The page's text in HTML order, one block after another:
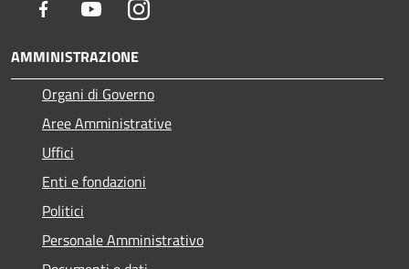
Facebook YoutubeInstagram
AMMINISTRAZIONE
Organi di Governo
Aree Amministrative
Uffici
Enti e fondazioni
Politici
Personale Amministrativo